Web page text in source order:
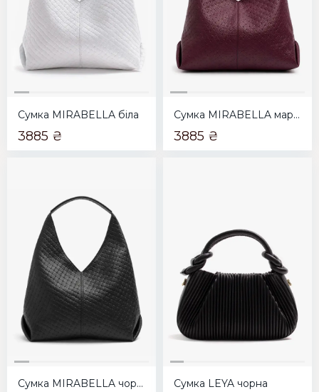
Сумка MIRABELLA біла
3885 ₴
Сумка MIRABELLA марсала
3885 ₴
Сумка MIRABELLA чорна Сумка LEYA чорна